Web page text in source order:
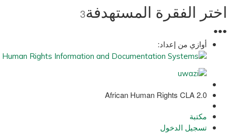
اختر الفقرة المستهدفة3
●
●
●
أوازي من إعداد:
African Human Rights CLA 2.0
مكتبة
تسجيل الدخول